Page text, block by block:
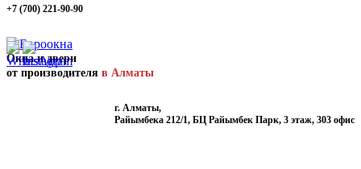
+7 (700) 221-90-90
Окна и двери
от производителя в Алматы
г. Алматы,
Райымбека 212/1, БЦ Райымбек Парк, 3 этаж, 303 офис